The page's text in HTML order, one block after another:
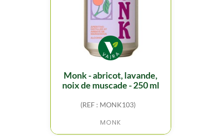
monk - abricot, lavande,
noix de muscade - 250 ml
(REF : MONK103)
MONK